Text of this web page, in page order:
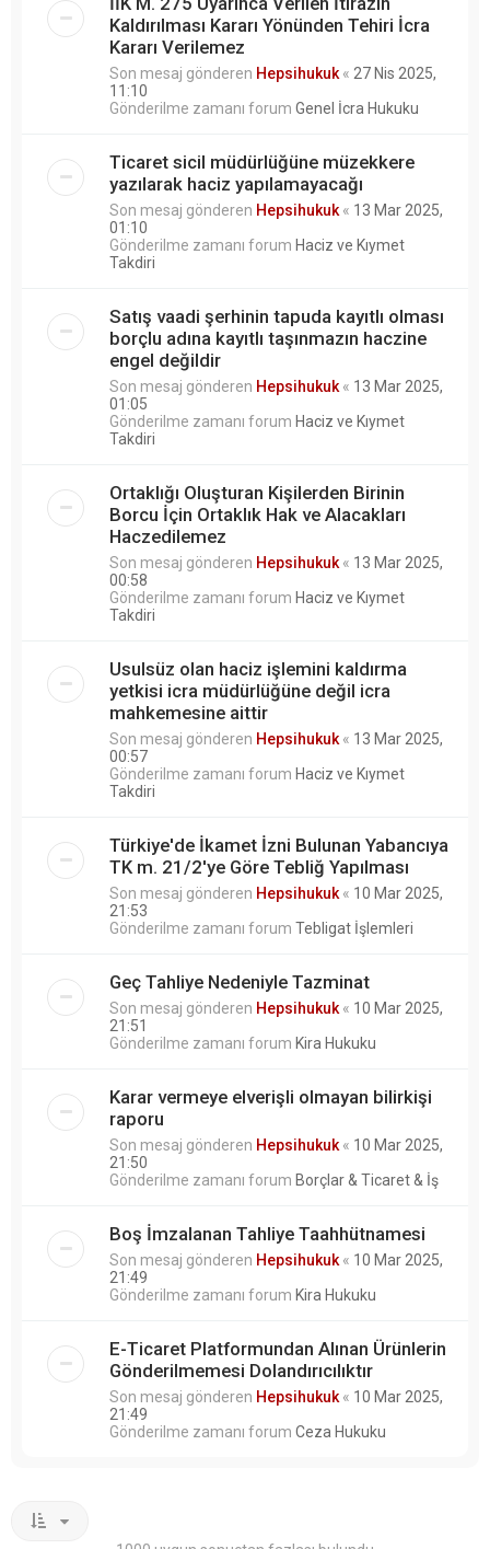
Kaldırılması Kararı Yönünden Tehiri İcra
Kararı Verilemez
Son mesaj gönderen Hepsihukuk « 27 Nis 2025,
11:10
Gönderilme zamanı forum Genel İcra Hukuku
Ticaret sicil müdürlüğüne müzekkere
yazılarak haciz yapılamayacağı
Son mesaj gönderen Hepsihukuk « 13 Mar 2025,
01:10
Gönderilme zamanı forum Haciz ve Kıymet
Takdiri
Satış vaadi şerhinin tapuda kayıtlı olması
borçlu adına kayıtlı taşınmazın haczine
engel değildir
Son mesaj gönderen Hepsihukuk « 13 Mar 2025,
01:05
Gönderilme zamanı forum Haciz ve Kıymet
Takdiri
Ortaklığı Oluşturan Kişilerden Birinin
Borcu İçin Ortaklık Hak ve Alacakları
Haczedilemez
Son mesaj gönderen Hepsihukuk « 13 Mar 2025,
00:58
Gönderilme zamanı forum Haciz ve Kıymet
Takdiri
Usulsüz olan haciz işlemini kaldırma
yetkisi icra müdürlüğüne değil icra
mahkemesine aittir
Son mesaj gönderen Hepsihukuk « 13 Mar 2025,
00:57
Gönderilme zamanı forum Haciz ve Kıymet
Takdiri
Türkiye'de İkamet İzni Bulunan Yabancıya
TK m. 21/2'ye Göre Tebliğ Yapılması
Son mesaj gönderen Hepsihukuk « 10 Mar 2025,
21:53
Gönderilme zamanı forum Tebligat İşlemleri
Geç Tahliye Nedeniyle Tazminat
Son mesaj gönderen Hepsihukuk « 10 Mar 2025,
21:51
Gönderilme zamanı forum Kira Hukuku
Karar vermeye elverişli olmayan bilirkişi
raporu
Son mesaj gönderen Hepsihukuk « 10 Mar 2025,
21:50
Gönderilme zamanı forum Borçlar & Ticaret & İş
Boş İmzalanan Tahliye Taahhütnamesi
Son mesaj gönderen Hepsihukuk « 10 Mar 2025,
21:49
Gönderilme zamanı forum Kira Hukuku
E-Ticaret Platformundan Alınan Ürünlerin
Gönderilmemesi Dolandırıcılıktır
Son mesaj gönderen Hepsihukuk « 10 Mar 2025,
21:49
Gönderilme zamanı forum Ceza Hukuku